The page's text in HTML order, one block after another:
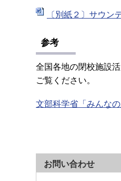
〔別紙２〕サウ
参考
全国各地の閉校施設
ご覧ください。
文部科学省「みんな
お問い合わせ